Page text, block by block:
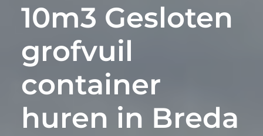
10m3 Gesloten
grofvuil
container
huren in Breda